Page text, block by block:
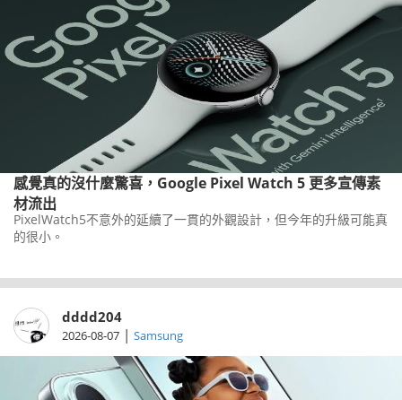
感覺真的沒什麼驚喜，Google Pixel Watch 5 更多宣傳素
材流出
PixelWatch5不意外的延續了一貫的外觀設計，但今年的升級可能真
的很小。
dddd204
2026-08-07 | Samsung